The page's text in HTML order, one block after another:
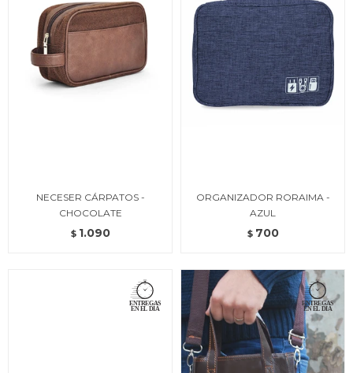
NECESER CÁRPATOS -
CHOCOLATE
$ 1.090
ORGANIZADOR RORAIMA -
AZUL
$ 700